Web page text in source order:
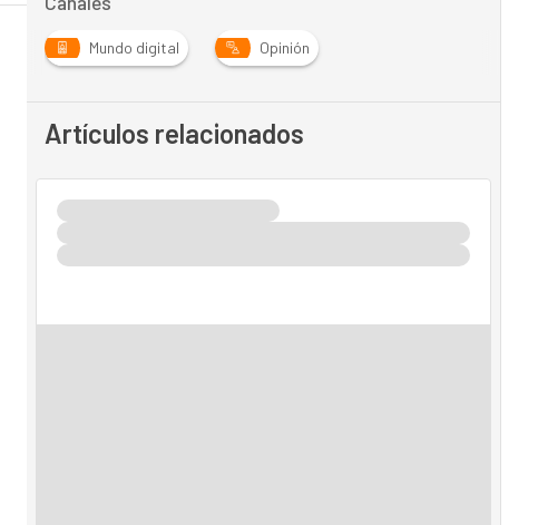
Mundo digital Opinión
Artículos relacionados